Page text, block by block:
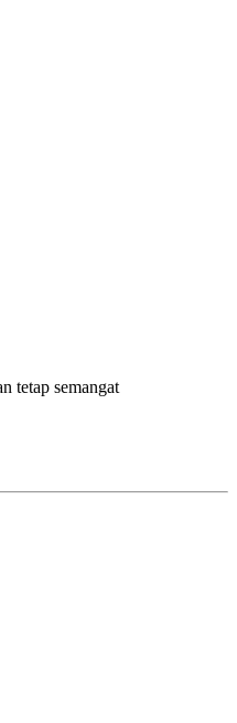
tetap semangat